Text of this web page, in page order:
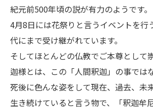
紀元前500年頃の説が有力のようです。
4月8日には花祭りと言うイベントを行
代にまで受け継がれています。
そしてほとんどの仏教でご本尊として
迦様とは、この「人間釈迦」の事では
死後に色んな姿をして現在、過去、未
生き続けていると言う物で、「釈迦牟